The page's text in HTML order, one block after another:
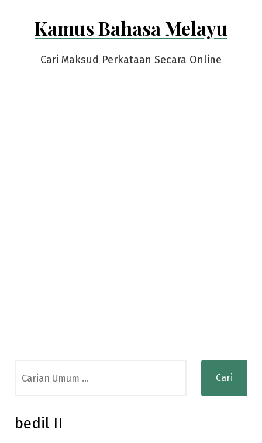
Kamus Bahasa Melayu
Cari Maksud Perkataan Secara Online
for:
bedil II